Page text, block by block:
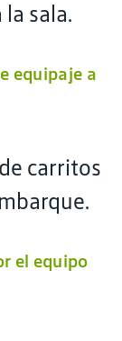
sala.
equipaje a
carritos
el equipo